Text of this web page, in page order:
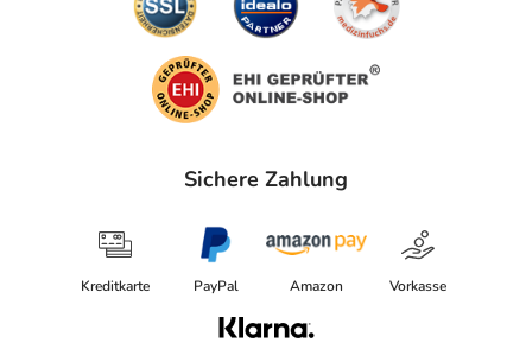
info@larocheposay.de
Angaben gem. EU-Produktsicherheitsverordnung (GPSR)
Sichere Zahlung
Kreditkarte PayPal Amazon Vorkasse